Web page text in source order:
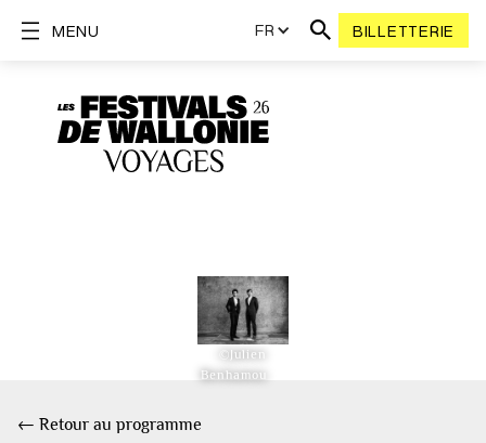
FR BILLETTERIE
MENU
©Julien
Benhamou
← Retour au programme